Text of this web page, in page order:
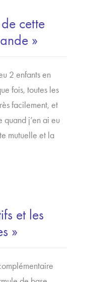
cette
»
2 enfants en
fois, toutes les
facilement, et
quand j’en ai eu
mutuelle et la
et les
»